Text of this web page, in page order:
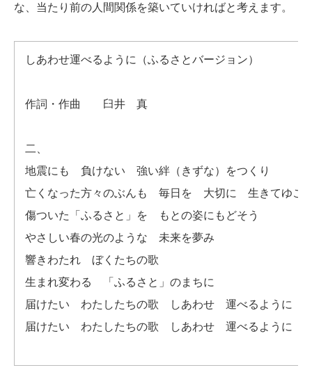
な、当たり前の人間関係を築いていければと考えます。
しあわせ運べるように（ふるさとバージョン）
作詞・作曲 臼井 真
二、
地震にも 負けない 強い絆（きずな）をつくり
亡くなった方々のぶんも 毎日を 大切に 生きてゆこ
傷ついた「ふるさと」を もとの姿にもどそう
やさしい春の光のような 未来を夢み
響きわたれ ぼくたちの歌
生まれ変わる 「ふるさと」のまちに
届けたい わたしたちの歌 しあわせ 運べるように
届けたい わたしたちの歌 しあわせ 運べるように